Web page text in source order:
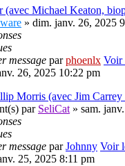
(avec Michael Keaton,
» dim. janv. 26, 2025
message parphoenlx Voir
26, 2025 10:22 pm
Morris (avec Jim
par SeliCat» sam.
message parJohnny Voir
25, 2025 8:11 pm